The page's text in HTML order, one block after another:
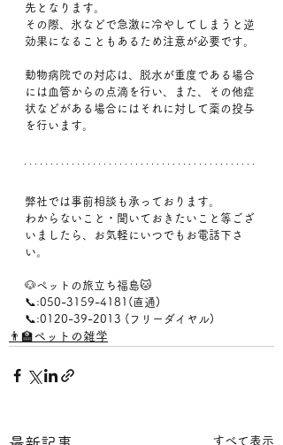
先となります。
その際、氷などで急激に冷やしてしまうと逆
効果になることもあるため注意が必要です。
動物病院での対応は、脱水が重度である場合
には血管からの点滴を行い、また、その他症
状などがある場合にはそれに対して薬の投与
を行います。
弊社では事前相談も承っております。
わからないこと・聞いておきたいこと等ござ
いましたら、お気軽にいつでもお電話下さ
い。
🐶ペットの旅立ち福島🐱
📞:050-3159-4181(直通)
📞:0120-39-2013 (フリーダイヤル)
👨‍🏫ペットの雑学
すべて表示